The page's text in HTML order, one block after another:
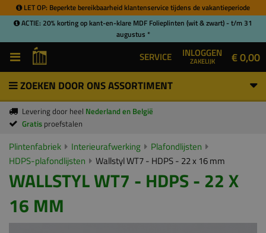
LET OP: Beperkte bereikbaarheid klantenservice tijdens de vakantieperiode
ACTIE: 20% korting op kant-en-klare MDF Folieplinten (wit & zwart) - t/m 31
augustus *
SERVICE INLOGGEN
ZAKELIJK € 0,00
ZOEKEN DOOR ONS ASSORTIMENT
Levering door heel Nederland en België
Gratis proefstalen
Plintenfabriek Interieurafwerking
Plafondlijsten
HDPS-plafondlijsten
Wallstyl WT7 - HDPS - 22 x 16 mm
WALLSTYL WT7 - HDPS - 22 X
16 MM